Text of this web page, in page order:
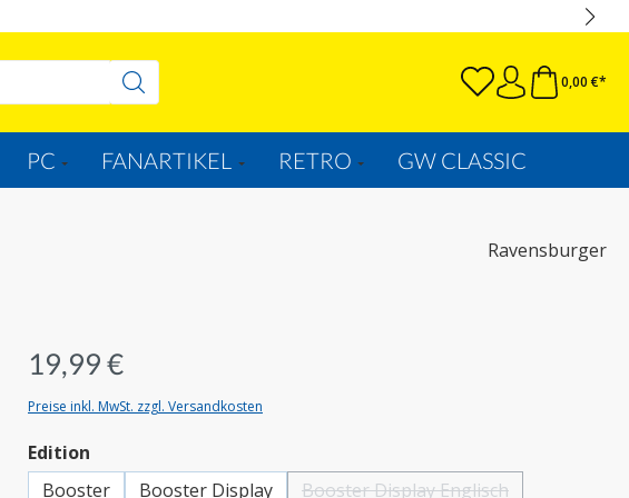
0,00 €*
PC FANARTIKEL RETRO GW CLASSIC
Ravensburger
19,99 €
Preise inkl. MwSt. zzgl. Versandkosten
Edition
Booster
Booster Display Booster Display Englisch